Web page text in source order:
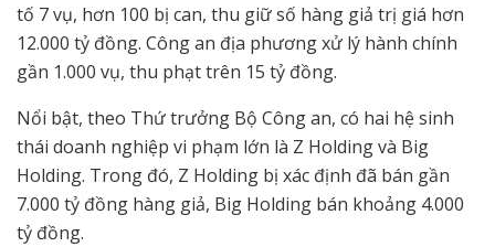
tố 7 vụ, hơn 100 bị can, thu giữ số hàng giả trị giá hơn
12.000 tỷ đồng. Công an địa phương xử lý hành chính
gần 1.000 vụ, thu phạt trên 15 tỷ đồng.
Nổi bật, theo Thứ trưởng Bộ Công an, có hai hệ sinh
thái doanh nghiệp vi phạm lớn là Z Holding và Big
Holding. Trong đó, Z Holding bị xác định đã bán gần
7.000 tỷ đồng hàng giả, Big Holding bán khoảng 4.000
tỷ đồng.